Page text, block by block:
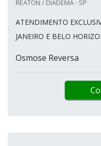
REATON / DIADEMA - SP
ATENDIMENTO
JANEIRO E BELO
Osmose Reversa